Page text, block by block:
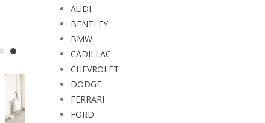
AUDI
BENTLEY
BMW
CADILLAC
CHEVROLET
DODGE
FERRARI
FORD